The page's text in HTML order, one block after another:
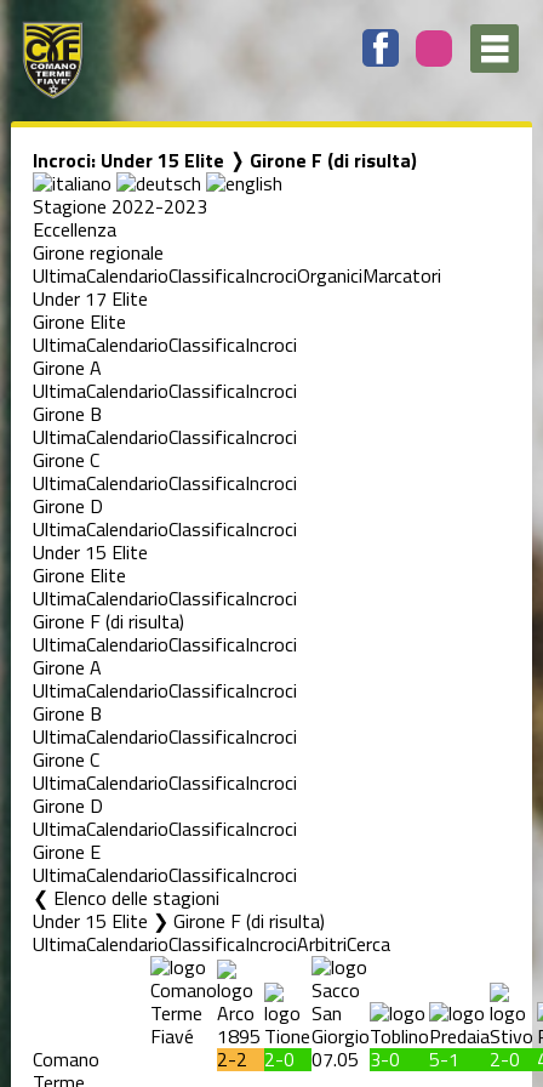
Incroci: Under 15 Elite ❭ Girone F (di risulta)
Stagione 2022-2023
Eccellenza
Girone regionale
UltimaCalendarioClassificaIncrociOrganiciMarcatori
Under 17 Elite
Girone Elite
UltimaCalendarioClassificaIncroci
Girone A
UltimaCalendarioClassificaIncroci
Girone B
UltimaCalendarioClassificaIncroci
Girone C
UltimaCalendarioClassificaIncroci
Girone D
UltimaCalendarioClassificaIncroci
Under 15 Elite
Girone Elite
UltimaCalendarioClassificaIncroci
Girone F (di risulta)
UltimaCalendarioClassificaIncroci
Girone A
UltimaCalendarioClassificaIncroci
Girone B
UltimaCalendarioClassificaIncroci
Girone C
UltimaCalendarioClassificaIncroci
Girone D
UltimaCalendarioClassificaIncroci
Girone E
UltimaCalendarioClassificaIncroci
Elenco delle stagioni
Under 15 Elite ❯ Girone F (di risulta)
UltimaCalendarioClassificaIncrociArbitriCerca
Comano 2-2 2-0 07.05 3-0 5-1 2-0